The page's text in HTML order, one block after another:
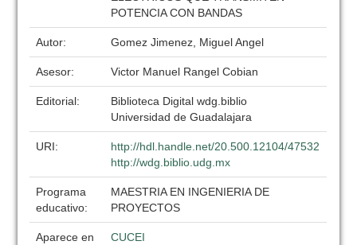
POTENCIA CON BANDAS
Autor: Gomez Jimenez, Miguel Angel
Asesor: Victor Manuel Rangel Cobian
Editorial:
Biblioteca Digital wdg.biblio
Universidad de Guadalajara
URI:
http://hdl.handle.net/20.500.12104/47532
http://wdg.biblio.udg.mx
Programa
educativo:
MAESTRIA EN INGENIERIA DE
PROYECTOS
Aparece en
CUCEI